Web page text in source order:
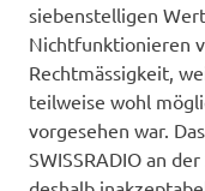
siebenstelligen
Nichtfunktionieren
Rechtmässigkeit,
teilweise wohl
vorgesehen war.
SWISSRADIO an